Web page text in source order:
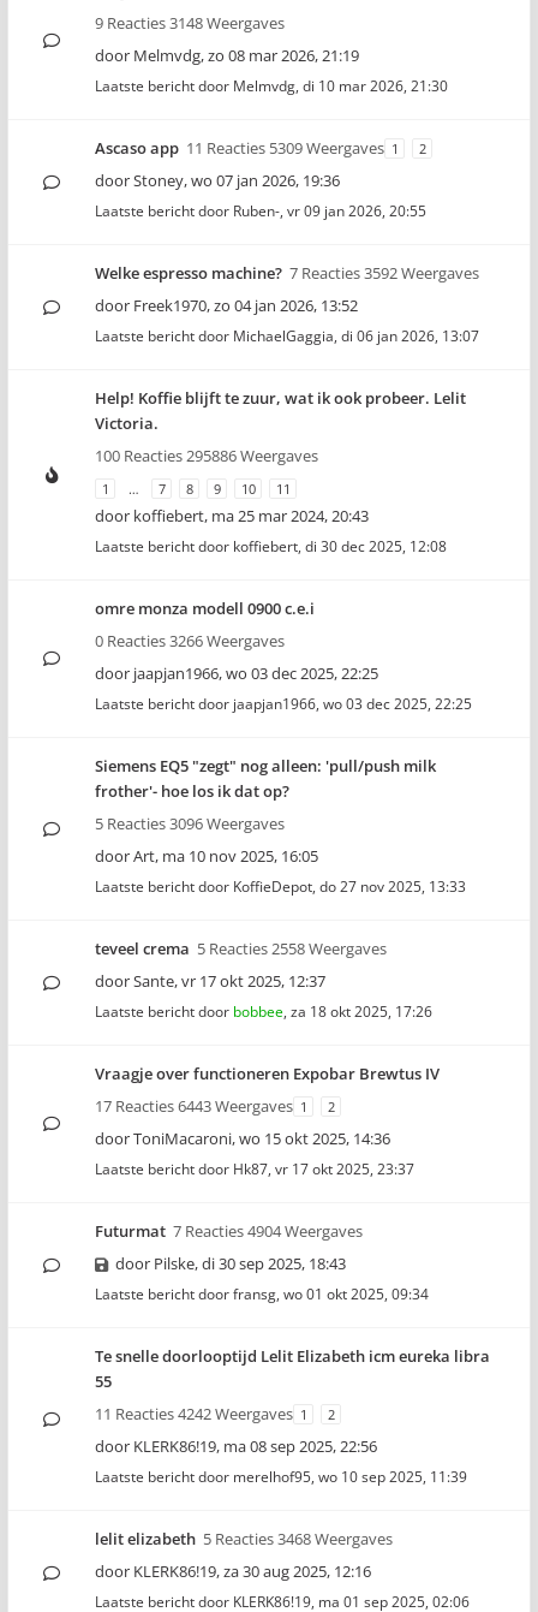
9 Reacties 3148 Weergaves
door Melmvdg,zo 08 mar 2026, 21:19
Laatste bericht door Melmvdg, di 10 mar 2026, 21:30
Ascaso app 11 Reacties 5309 Weergaves 1 2
doorStoney,wo 07 jan 2026, 19:36
Laatste bericht door Ruben-, vr 09 jan 2026, 20:55
Welke espresso machine? 7 Reacties 3592 Weergaves
door Freek1970,zo 04 jan 2026, 13:52
Laatste bericht door MichaelGaggia, di 06 jan 2026, 13:07
Help! Koffie blijft te zuur, wat ik ook probeer. Lelit
Victoria.
100 Reacties 295886 Weergaves
1 … 7 8 9 10 11
door koffiebert, ma 25 mar 2024, 20:43
Laatste bericht door koffiebert, di 30 dec 2025, 12:08
omre monza modell 0900 c.e.i
0 Reacties 3266 Weergaves
door jaapjan1966,wo 03 dec 2025, 22:25
Laatste bericht door jaapjan1966, wo 03 dec 2025, 22:25
Siemens EQ5 "zegt" nog alleen: 'pull/push milk
frother'- hoe los ik dat op?
5 Reacties 3096 Weergaves
doorArt, ma 10 nov 2025, 16:05
Laatste bericht door KoffieDepot, do 27 nov 2025, 13:33
teveel crema 5 Reacties 2558 Weergaves
doorSante,vr 17 okt 2025, 12:37
Laatste bericht door bobbee, za 18 okt 2025, 17:26
Vraagje over functioneren Expobar Brewtus IV
17 Reacties 6443 Weergaves 1 2
doorToniMacaroni,wo 15 okt 2025, 14:36
Laatste bericht door Hk87, vr 17 okt 2025, 23:37
Futurmat 7 Reacties 4904 Weergaves
door Pilske,di 30 sep 2025, 18:43
Laatste bericht doorfransg, wo 01 okt 2025, 09:34
Te snelle doorlooptijd Lelit Elizabeth icm eureka libra
55
11 Reacties 4242 Weergaves 1 2
door KLERK86!19, ma 08 sep 2025, 22:56
Laatste bericht door merelhof95, wo 10 sep 2025, 11:39
lelit elizabeth 5 Reacties 3468 Weergaves
door KLERK86!19,za 30 aug 2025, 12:16
Laatste bericht door KLERK86!19, ma 01 sep 2025, 02:06